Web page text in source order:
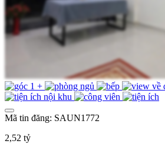
Mã tin đăng: SAUN1772
2,52 tỷ